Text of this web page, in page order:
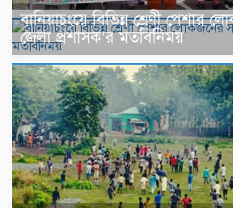
বানিয়াচংয়ে বিভিন্ন শ্রেণী পেশার
জেলা প্রশাসক’র মতবিনিময়